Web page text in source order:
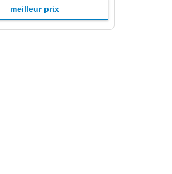
meilleur prix